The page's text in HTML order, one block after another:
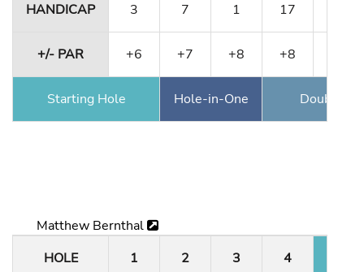
HANDICAP 3 7 1 17
+/- PAR +6 +7 +8 +8
Starting Hole Hole-in-One Double
Matthew Bernthal
HOLE
1 2 3 4